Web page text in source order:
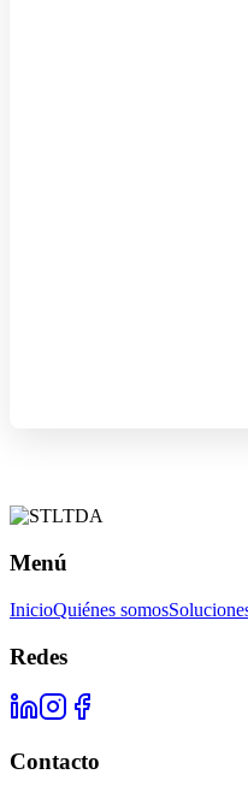
Menú
InicioQuiénes somos
Redes
Contacto